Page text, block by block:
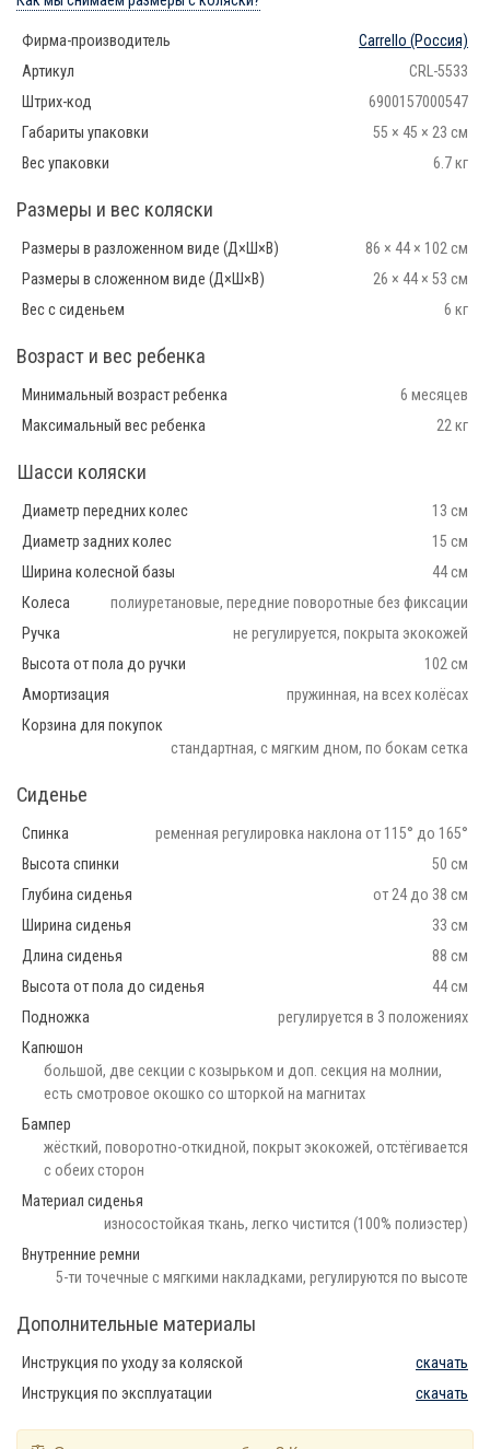
Фирма-производитель Carrello (Россия)
Артикул
CRL-5533
Штрих-код
6900157000547
Габариты упаковки
55 × 45 × 23 см
Вес упаковки
6.7 кг
Размеры и вес коляски
Размеры в разложенном виде (Д×Ш×В)
86 × 44 × 102 см
Размеры в сложенном виде (Д×Ш×В)
26 × 44 × 53 см
Вес с сиденьем
6 кг
Возраст и вес ребенка
Минимальный возраст ребенка
6 месяцев
Максимальный вес ребенка
22 кг
Шасси коляски
Диаметр передних колес
13 см
Диаметр задних колес
15 см
Ширина колесной базы
44 см
Колеса
полиуретановые, передние поворотные без фиксации
Ручка
не регулируется, покрыта экокожей
Высота от пола до ручки
102 см
Амортизация
пружинная, на всех колёсах
Корзина для покупок
стандартная, с мягким дном, по бокам сетка
Сиденье
Спинка
ременная регулировка наклона от 115° до 165°
Высота спинки
50 см
Глубина сиденья
от 24 до 38 см
Ширина сиденья
33 см
Длина сиденья
88 см
Высота от пола до сиденья
44 см
Подножка
регулируется в 3 положениях
Капюшон
большой, две секции с козырьком и доп. секция на молнии,
есть смотровое окошко со шторкой на магнитах
Бампер
жёсткий, поворотно-откидной, покрыт экокожей, отстёгивается
с обеих сторон
Материал сиденья
износостойкая ткань, легко чистится (100% полиэстер)
Внутренние ремни
5-ти точечные с мягкими накладками, регулируются по высоте
Дополнительные материалы
Инструкция по уходу за коляской
скачать
Инструкция по эксплуатации
скачать